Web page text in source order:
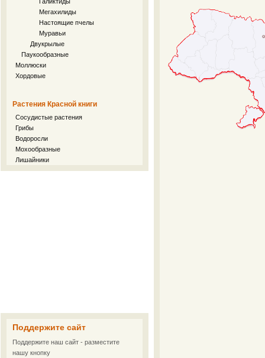
Мегахилиды
Настоящие пчелы
Муравьи
Двукрылые
Паукообразные
Моллюски
Хордовые
Растения Красной книги
Сосудистые растения
Грибы
Водоросли
Мохообразные
Лишайники
Поддержите сайт
Поддержите наш сайт - разместите
нашу кнопку